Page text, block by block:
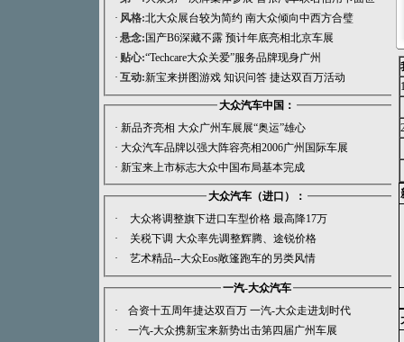
· 风格:北大众展台较为简约 南大众倾向中西方合璧
· 悬念: 国产B6深藏不露 预计年底亮相北京车展
· 贴心:“Techcare大众关爱”服务品牌现身广州
· 互动:新宝来拼图游戏 知识问答 捷达双百万活动
大众汽车中国：
· 新品齐亮相 大众广州车展展“奥运”雄心
· 大众汽车品牌以强大阵容亮相2006广州国际车展
· 新宝来上市标志大众中国布局基本完成
大众汽车（进口）：
·
大众将调整旗下进口车型价格 最高降17万
·
关税下调 大众率先调整辉腾、途锐价格
·
艺术精品--大众Eos敞篷跑车的另类风情
一汽-大众汽车
·
合资十五周年捷达双百万 一汽-大众走进划时代
·
一汽-大众携新宝来新势出击第四届广州车展